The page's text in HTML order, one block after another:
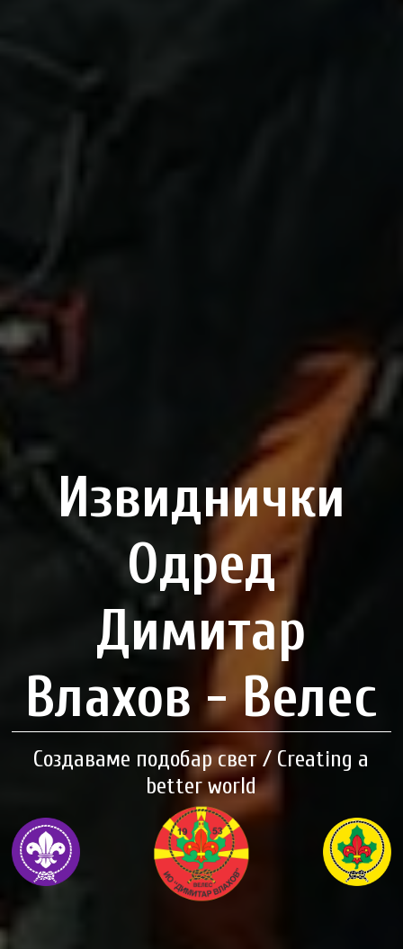
Извиднички
Одред
Димитар
Влахов - Велес
Создаваме подобар свет / Creating a
better world